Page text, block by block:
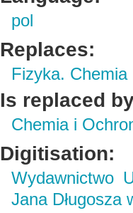
pol
Replaces:
Fizyka. Chemia
Is replaced
Chemia i
Digitisation:
Wydawnictwo
Jana Długosza